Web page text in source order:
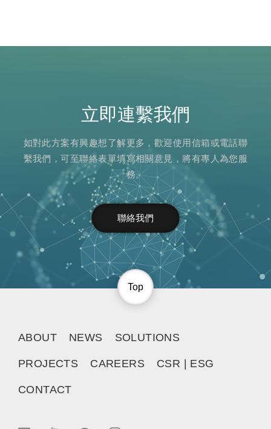
立即連繫我們
如對此方案有興趣想了解更多，歡迎使用信箱或電話聯
繫我們，可至聯絡表單填寫相關意見，將有專人為您服
務。
聯絡我們
Top
ABOUT NEWS SOLUTIONS
PROJECTS CAREERS CSR | ESG
CONTACT